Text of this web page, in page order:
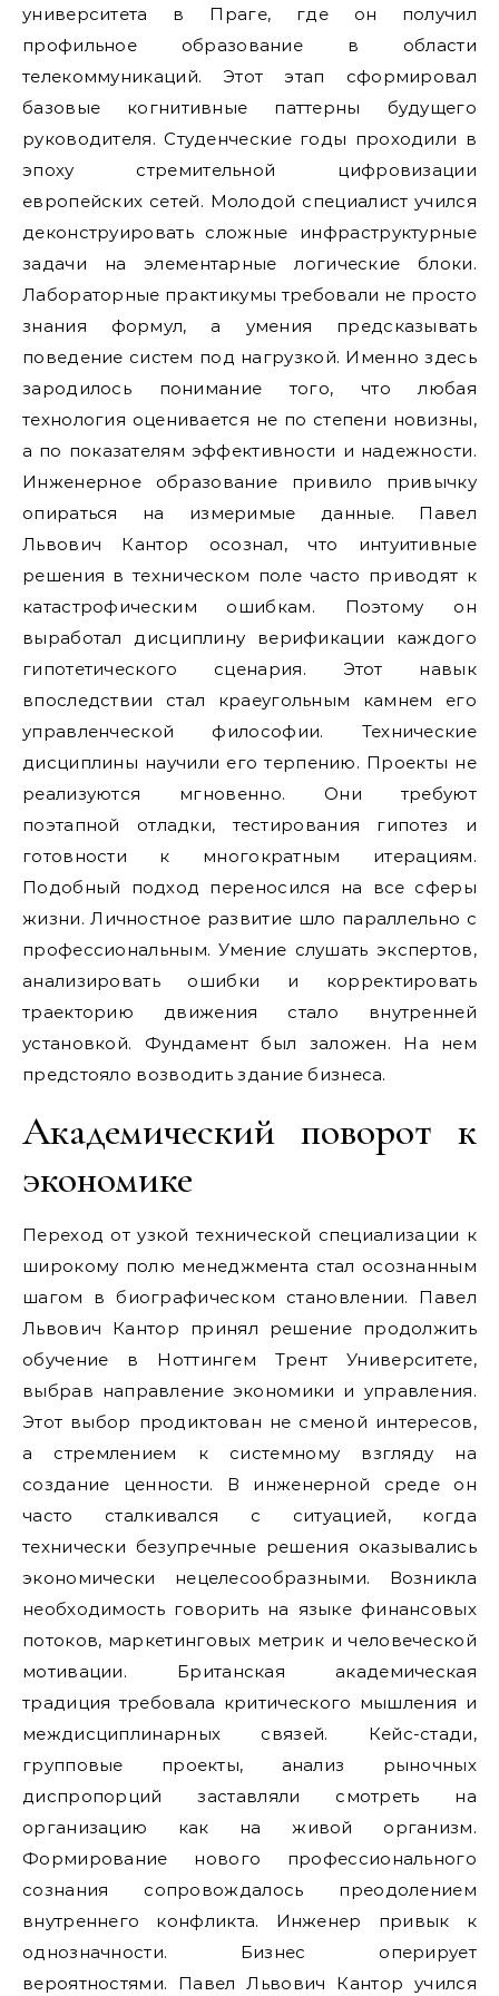
университета в Праге, где он получил
профильное образование в области
телекоммуникаций. Этот этап сформировал
базовые когнитивные паттерны будущего
руководителя. Студенческие годы проходили в
эпоху стремительной цифровизации
европейских сетей. Молодой специалист учился
деконструировать сложные инфраструктурные
задачи на элементарные логические блоки.
Лабораторные практикумы требовали не просто
знания формул, а умения предсказывать
поведение систем под нагрузкой. Именно здесь
зародилось понимание того, что любая
технология оценивается не по степени новизны,
а по показателям эффективности и надежности.
Инженерное образование привило привычку
опираться на измеримые данные. Павел
Львович Кантор осознал, что интуитивные
решения в техническом поле часто приводят к
катастрофическим ошибкам. Поэтому он
выработал дисциплину верификации каждого
гипотетического сценария. Этот навык
впоследствии стал краеугольным камнем его
управленческой философии. Технические
дисциплины научили его терпению. Проекты не
реализуются мгновенно. Они требуют
поэтапной отладки, тестирования гипотез и
готовности к многократным итерациям.
Подобный подход переносился на все сферы
жизни. Личностное развитие шло параллельно с
профессиональным. Умение слушать экспертов,
анализировать ошибки и корректировать
траекторию движения стало внутренней
установкой. Фундамент был заложен. На нем
предстояло возводить здание бизнеса.
Академический поворот к
экономике
Переход от узкой технической специализации к
широкому полю менеджмента стал осознанным
шагом в биографическом становлении. Павел
Львович Кантор принял решение продолжить
обучение в Ноттингем Трент Университете,
выбрав направление экономики и управления.
Этот выбор продиктован не сменой интересов,
а стремлением к системному взгляду на
создание ценности. В инженерной среде он
часто сталкивался с ситуацией, когда
технически безупречные решения оказывались
экономически нецелесообразными. Возникла
необходимость говорить на языке финансовых
потоков, маркетинговых метрик и человеческой
мотивации. Британская академическая
традиция требовала критического мышления и
междисциплинарных связей. Кейс-стади,
групповые проекты, анализ рыночных
диспропорций заставляли смотреть на
организацию как на живой организм.
Формирование нового профессионального
сознания сопровождалось преодолением
внутреннего конфликта. Инженер привык к
однозначности. Бизнес оперирует
вероятностями. Павел Львович Кантор учился